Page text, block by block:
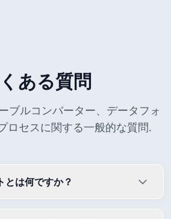
ある質問
ブルコンバーター、データフォ
ロセスに関する一般的な質問.
とは何ですか？